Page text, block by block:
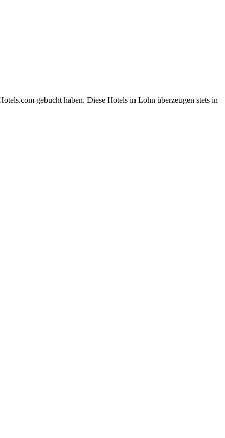
gebucht haben. Diese Hotels in Lohn überzeugen stets in